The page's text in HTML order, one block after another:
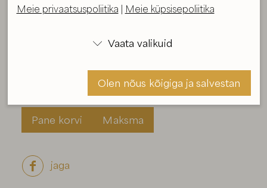
Suurus: Kee pikkus 35 cm, medaljon 4X2,5 cm
Pane korvi Maksma
 jaga
Meie privaatsuspoliitika
Meie küpsisepoliitika
 Vaata valikuid
Olen nõus kõigiga ja salvestan